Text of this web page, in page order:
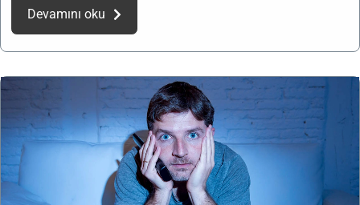
Devamını oku